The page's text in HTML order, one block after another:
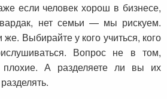
если человек хорош в бизнесе,
нет семьи — мы рискуем.
же. Выбирайте у кого учиться, кого
Вопрос не в том,
А разделяете ли вы их